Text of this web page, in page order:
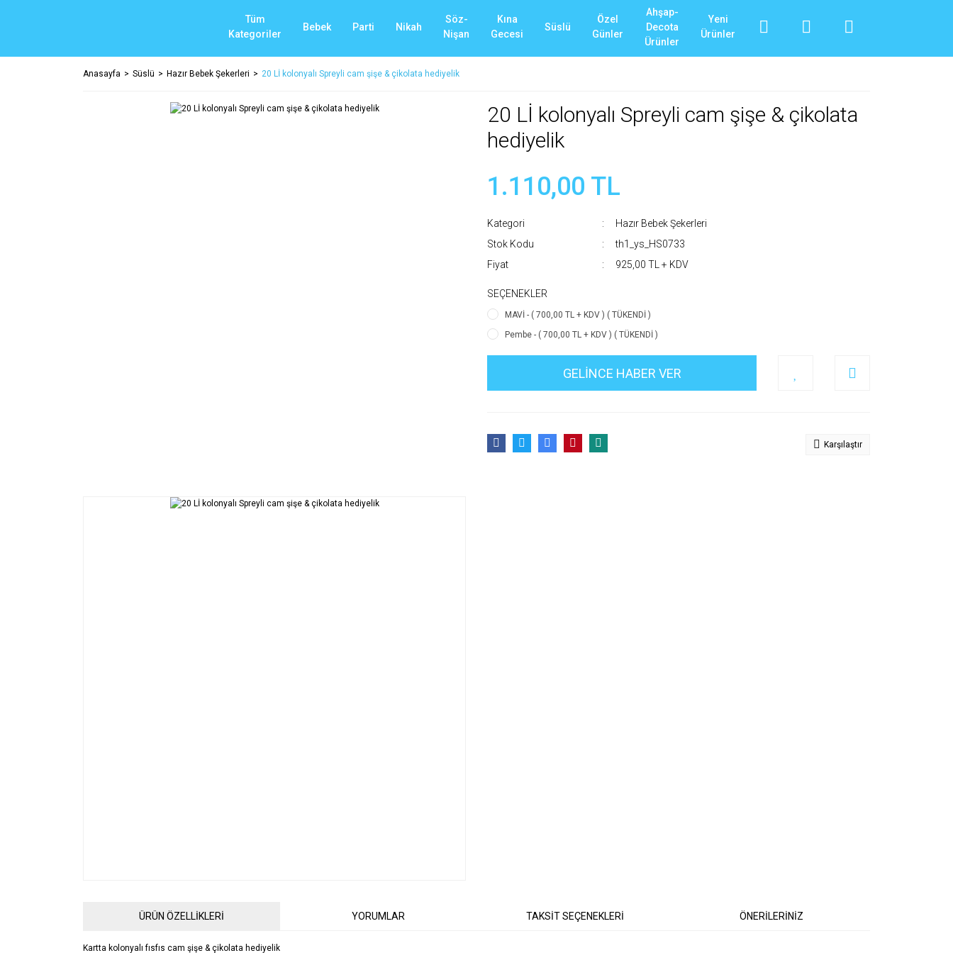
Tüm
Kategoriler
Bebek Parti Nikah
Söz-
Nişan
Kına
Gecesi
Süslü
Özel
Günler
Ahşap-
Decota
Ürünler
Yeni
Ürünler
Anasayfa Süslü Hazır Bebek Şekerleri 20 Lİ kolonyalı Spreyli cam şişe & çikolata hediyelik
20 Lİ kolonyalı Spreyli cam şişe & çikolata
hediyelik
1.110,00 TL
Kategori
Hazır Bebek Şekerleri
Stok Kodu
th1_ys_HS0733
Fiyat
925,00 TL + KDV
SEÇENEKLER
MAVİ - ( 700,00 TL + KDV ) ( TÜKENDİ )
Pembe - ( 700,00 TL + KDV ) ( TÜKENDİ )
GELİNCE HABER VER
Karşılaştır
ÜRÜN ÖZELLİKLERİ YORUMLAR TAKSİT SEÇENEKLERİ ÖNERİLERİNİZ
Kartta kolonyalı fısfıs cam şişe & çikolata hediyelik